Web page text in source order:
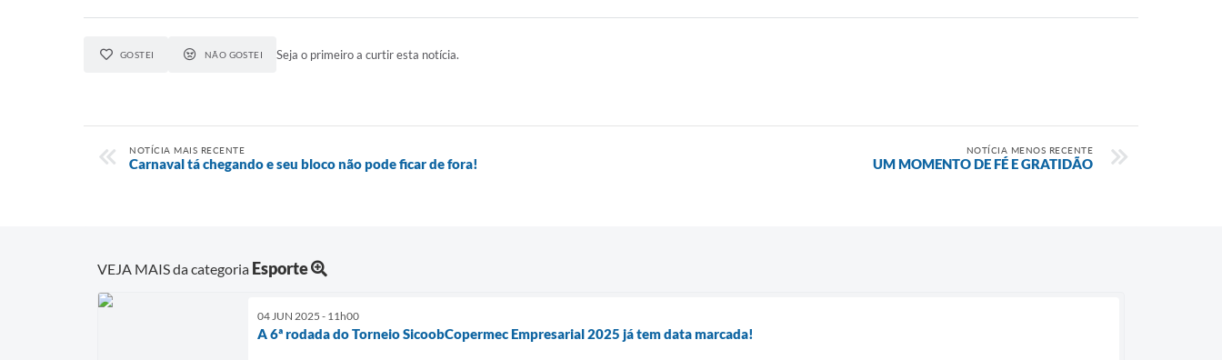
GOSTEI NÃO GOSTEI Seja o primeiro a curtir esta notícia.
NOTÍCIA MAIS RECENTE
Carnaval tá chegando e seu bloco não pode ficar de fora!
NOTÍCIA MENOS RECENTE
UM MOMENTO DE FÉ E GRATIDÃO
VEJA MAIS da categoria Esporte
04 JUN 2025 - 11h00
A 6ª rodada do Torneio SicoobCopermec Empresarial 2025 já tem data marcada!